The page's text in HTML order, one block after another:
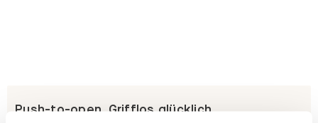
Push-to-open. Grifflos glücklich.